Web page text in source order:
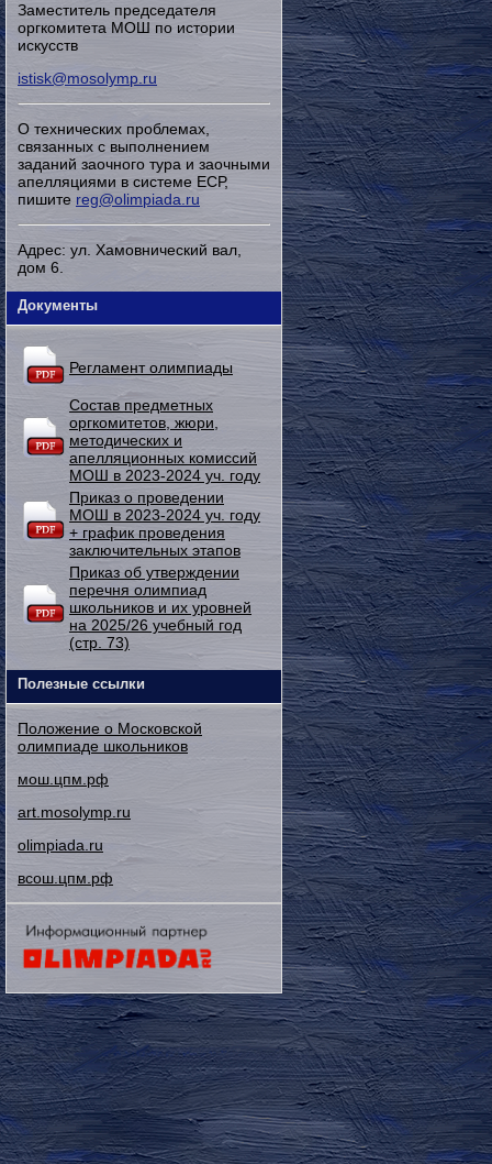
Заместитель председателя
оргкомитета МОШ по истории
искусств
istisk@mosolymp.ru
О технических проблемах,
связанных с выполнением
заданий заочного тура и заочными
апелляциями в системе ЕСР,
пишите reg@olimpiada.ru
Адрес: ул. Хамовнический вал,
дом 6.
Документы
Регламент олимпиады
Состав предметных
оргкомитетов, жюри,
методических и
апелляционных комиссий
МОШ в 2023-2024 уч. году
Приказ о проведении
МОШ в 2023-2024 уч. году
+ график проведения
заключительных этапов
Приказ об утверждении
перечня олимпиад
школьников и их уровней
на 2025/26 учебный год
(стр. 73)
Полезные ссылки
Положение о Московской
олимпиаде школьников
мош.цпм.рф
art.mosolymp.ru
olimpiada.ru
всош.цпм.рф